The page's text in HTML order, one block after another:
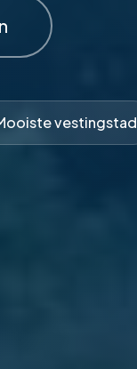
vestingstad